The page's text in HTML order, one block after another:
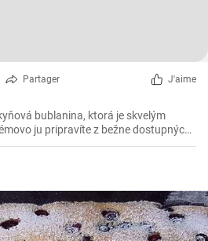
Partager J'aime
bublanina, ktorá je skvelým
ju pripravíte z bežne dostupných